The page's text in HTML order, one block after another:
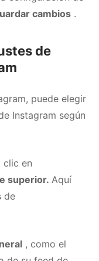
cambios .
de
puede elegir
Instagram según
clic en
superior. Aquí
de
, como el